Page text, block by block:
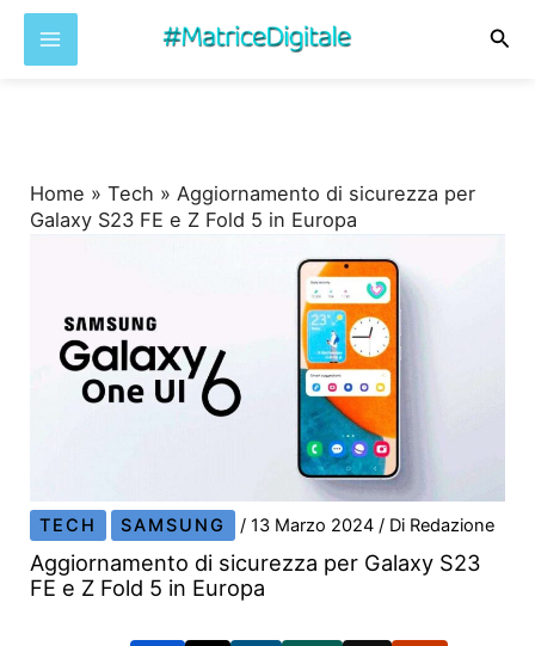
Home »Tech »Aggiornamento di sicurezza per
Galaxy S23 FE e Z Fold 5 in Europa
TECH SAMSUNG /13 Marzo 2024/ Di Redazione
Aggiornamento di sicurezza per Galaxy S23
FE e Z Fold 5 in Europa